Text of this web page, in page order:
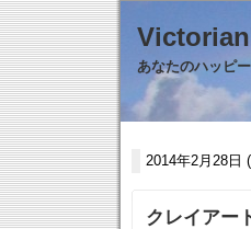
あなたのハッピ
2014年2月28日
クレイアー